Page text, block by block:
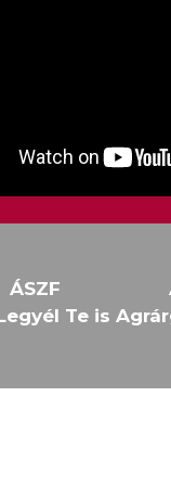
ÁSZF
Te is